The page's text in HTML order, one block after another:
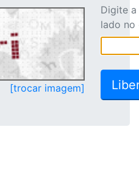
[trocar imagem]
Digite
lado no